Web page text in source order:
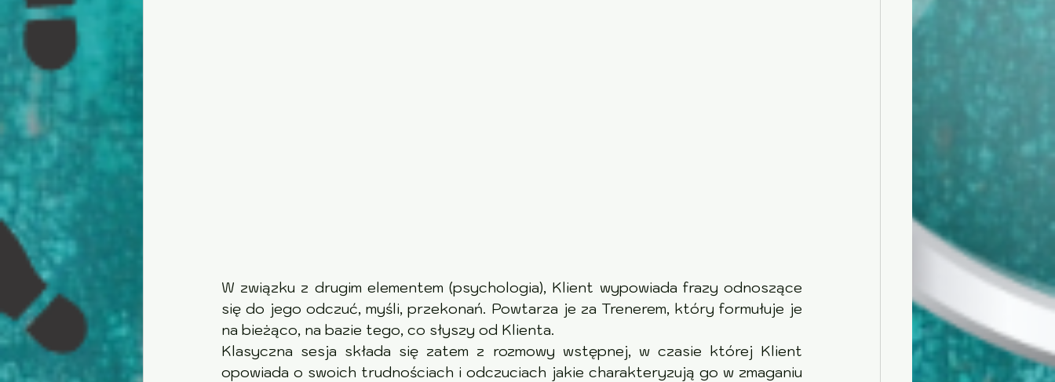
W związku z drugim elementem (psychologia), Klient wypowiada frazy odnoszące
się do jego odczuć, myśli, przekonań. Powtarza je za Trenerem, który formułuje je
na bieżąco, na bazie tego, co słyszy od Klienta.
Klasyczna sesja składa się zatem z rozmowy wstępnej, w czasie której Klient
opowiada o swoich trudnościach i odczuciach jakie charakteryzują go w zmaganiu